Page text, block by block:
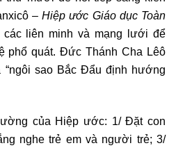
–Hiệp ước Giáo dục Toàn
các liên minh và mạng lưới để
phổ quát. Đức Thánh Cha Lêô
sao Bắc Đẩu định hướng
của Hiệp ước: 1/ Đặt con
nghe trẻ em và người trẻ; 3/